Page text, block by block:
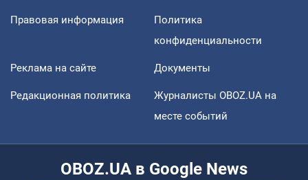
Правовая информация
Политика
конфиденциальности
Реклама на сайте Документы
Редакционная политика
Журналисты OBOZ.UA на
месте событий
OBOZ.UA в Google News